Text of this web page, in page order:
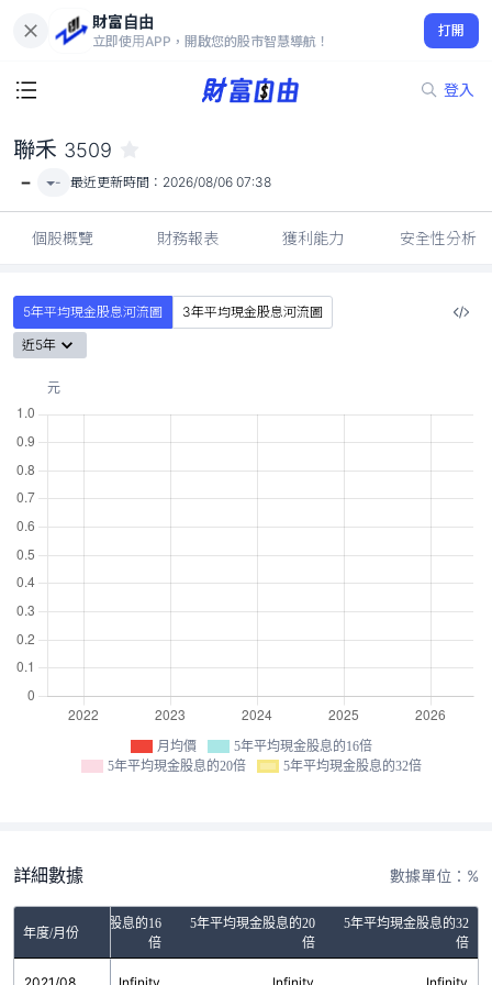
財富自由
立即使用APP，開啟您的股市智慧導航！
打開
登入
-
聯禾 3509
- - 最近更新時間： 2026/08/06 07:38
個股概覽 財務報表 獲利能力 安全性分析
5年平均現金股息河流圖
3年平均現金股息河流圖
近5年
月均價
5年平均現金股息的16倍
5年平均現金股息的20倍
5年平均現金股息的32倍
詳細數據 數據單位：%
年度/月份
5年平均現金股息的16
倍
5年平均現金股息的20
倍
5年平均現金股息的32
倍